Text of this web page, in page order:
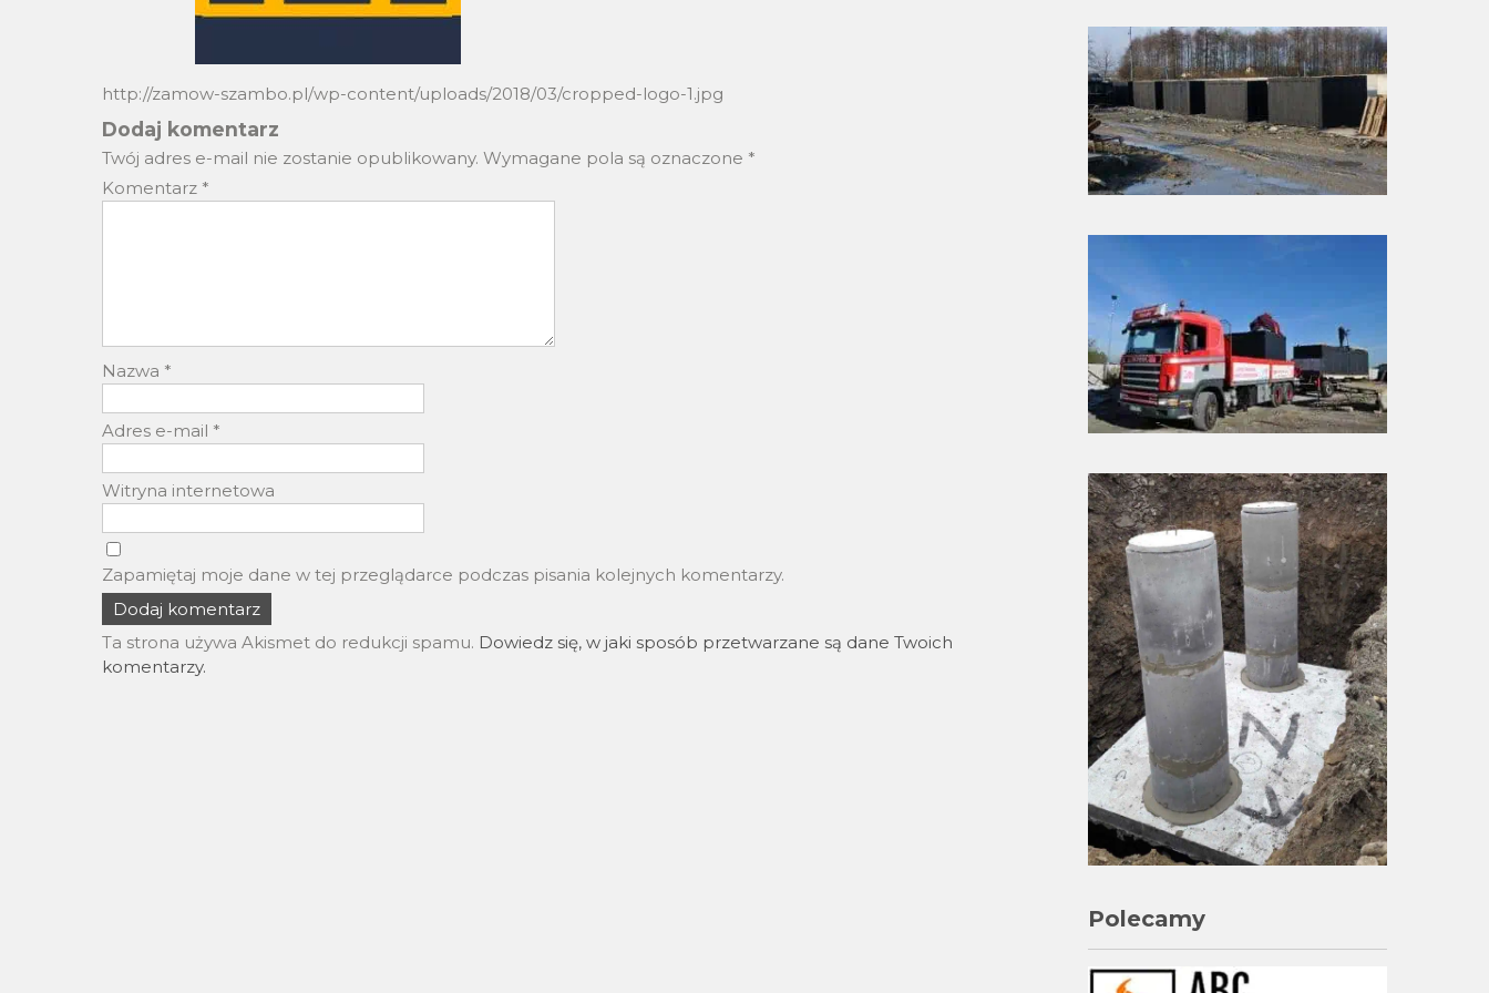
http://zamow-szambo.pl/wp-content/uploads/2018/03/cropped-logo-1.jpg
Dodaj komentarz
Twój adres e-mail nie zostanie opublikowany. Wymagane pola są oznaczone *
Komentarz *
Nazwa *
Adres e-mail *
Witryna internetowa
Zapamiętaj moje dane w tej przeglądarce podczas pisania kolejnych komentarzy.
Ta strona używa Akismet do redukcji spamu. Dowiedz się, w jaki sposób przetwarzane są dane Twoich
komentarzy.
Polecamy